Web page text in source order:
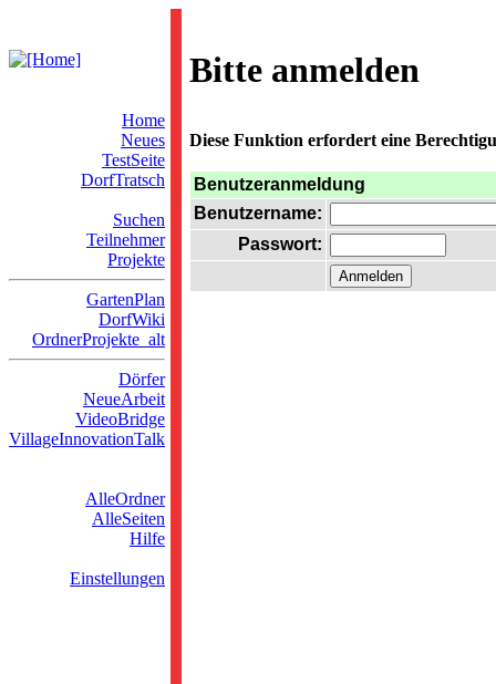
Bitte anmelden
Home
Neues
TestSeite
DorfTratsch
Suchen
Teilnehmer
Projekte
GartenPlan
DorfWiki
OrdnerProjekte_alt
Dörfer
NeueArbeit
VideoBridge
VillageInnovationTalk
AlleOrdner
AlleSeiten
Hilfe
Einstellungen
Diese Funktion erfordert eine
Benutzeranmeldung
Benutzername:
Passwort: